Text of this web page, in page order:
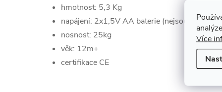
Více
hmotnost: 5,3 Kg
napájení: 2x1,5V AA baterie (nejsou součástí
nosnost: 25kg
věk: 12m+
certifikace CE